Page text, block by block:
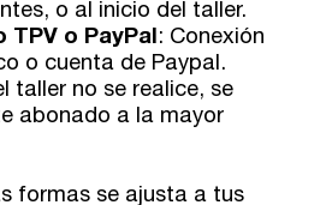
o al inicio del taller.
TPV o PayPal: Conexión
o cuenta de Paypal.
taller no se realice, se
abonado a la mayor
formas se ajusta a tus